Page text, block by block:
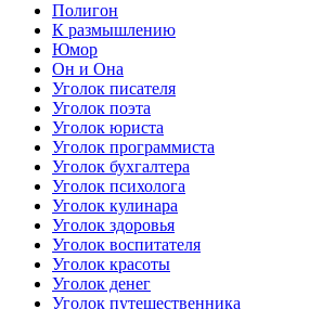
Полигон
К размышлению
Юмор
Он и Она
Уголок писателя
Уголок поэта
Уголок юриста
Уголок программиста
Уголок бухгалтера
Уголок психолога
Уголок кулинара
Уголок здоровья
Уголок воспитателя
Уголок красоты
Уголок денег
Уголок путешественника